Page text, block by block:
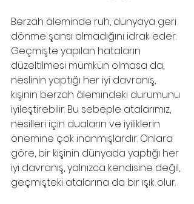
Berzah âleminde ruh, dünyaya geri
dönme şansı olmadığını idrak eder.
Geçmişte yapılan hataların
düzeltilmesi mümkün olmasa da,
neslinin yaptığı her iyi davranış,
kişinin berzah âlemindeki durumunu
iyileştirebilir. Bu sebeple atalarımız,
nesilleri için duaların ve iyiliklerin
önemine çok inanmışlardır. Onlara
göre, bir kişinin dünyada yaptığı her
iyi davranış, yalnızca kendisine değil,
geçmişteki atalarına da bir ışık olur.